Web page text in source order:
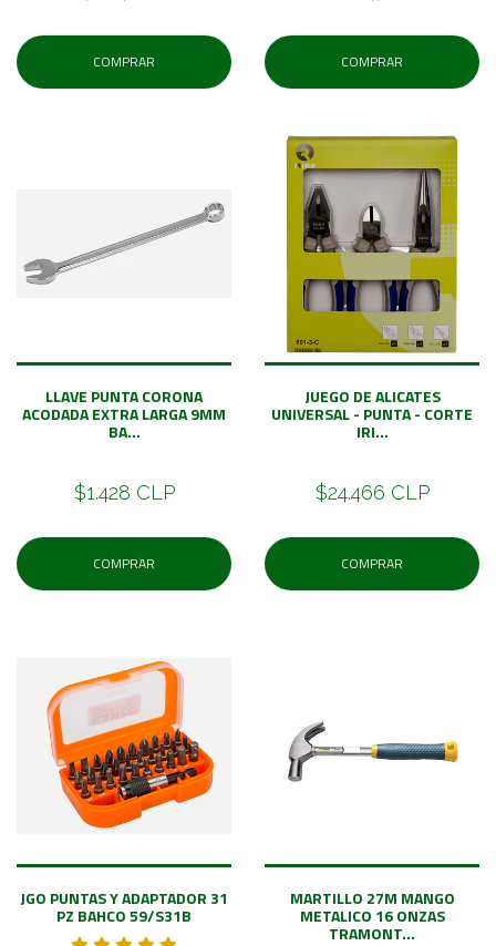
COMPRAR COMPRAR
LLAVE PUNTA CORONA
ACODADA EXTRA LARGA 9MM
BA...
$1.428 CLP
COMPRAR
JUEGO DE ALICATES
UNIVERSAL - PUNTA - CORTE
IRI...
$24.466 CLP
COMPRAR
JGO PUNTAS Y ADAPTADOR 31
PZ BAHCO 59/S31B
MARTILLO 27M MANGO
METALICO 16 ONZAS
TRAMONT...